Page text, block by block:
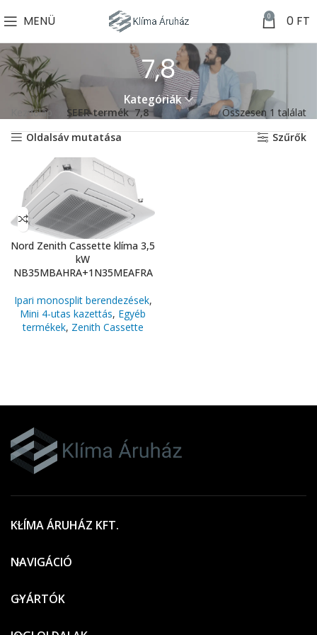
MENÜ 0 0 FT
7,8
Kategóriák
Kezdőlap SEER termék 7,8
Összesen 1 találat
Oldalsáv mutatása
Szűrők
Nord Zenith Cassette klíma 3,5
kW
NB35MBAHRA+1N35MEAFRA
Ipari monosplit berendezések,
Mini 4-utas kazettás, Egyéb
termékek, Zenith Cassette
KLÍMA ÁRUHÁZ KFT.
NAVIGÁCIÓ
GYÁRTÓK